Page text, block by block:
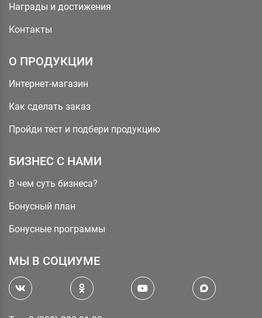
Награды и достижения
Контакты
О ПРОДУКЦИИ
Интернет-магазин
Как сделать заказ
Пройди тест и подбери продукцию
БИЗНЕС С НАМИ
В чем суть бизнеса?
Бонусный план
Бонусные программы
МЫ В СОЦИУМЕ